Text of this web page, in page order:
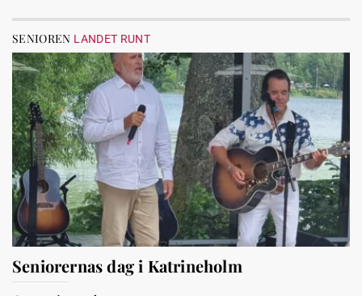
SENIOREN LANDET RUNT
Seniorernas dag i Katrineholm